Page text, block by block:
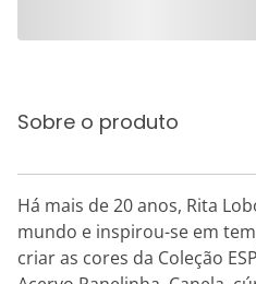
Sobre o produto
Há mais de 20 anos, Rita
mundo e inspirou-se em
criar as cores da Coleção